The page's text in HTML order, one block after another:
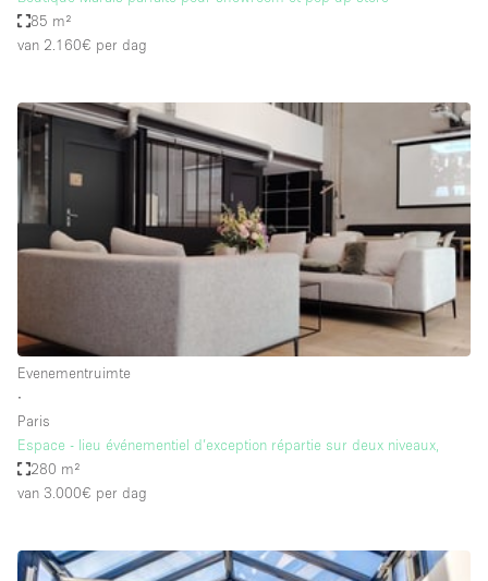
Audio- en videoapparatuur
Auto display
Badkamer
Bar
Begane grond
Daglicht
Drankvergunning
Grote entree
85 m²
van 2.160€ per dag
Evenementruimte
∙
Paris
Espace - lieu événementiel d’exception répartie sur deux niveaux,
280 m²
van 3.000€ per dag